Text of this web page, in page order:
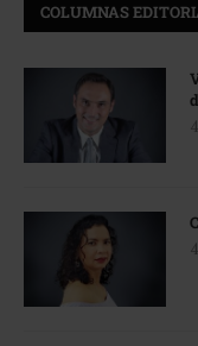
COLUMNAS